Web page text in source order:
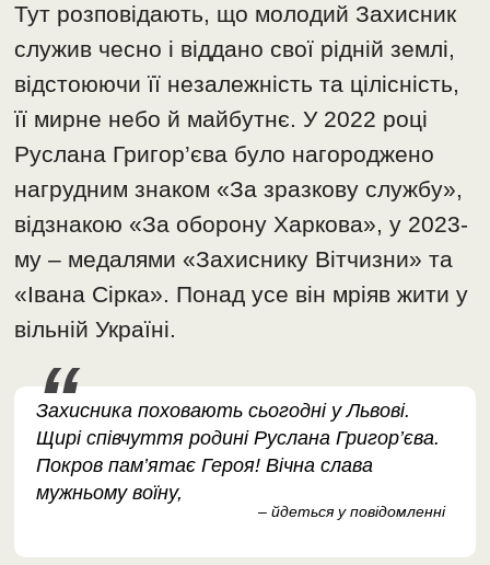
Тут розповідають, що молодий Захисник
служив чесно і віддано свої рідній землі,
відстоюючи її незалежність та цілісність,
її мирне небо й майбутнє. У 2022 році
Руслана Григор’єва було нагороджено
нагрудним знаком «За зразкову службу»,
відзнакою «За оборону Харкова», у 2023-
му – медалями «Захиснику Вітчизни» та
«Івана Сірка». Понад усе він мріяв жити у
вільній Україні.
Захисника поховають сьогодні у Львові.
Щирі співчуття родині Руслана Григор’єва.
Покров пам’ятає Героя! Вічна слава
мужньому воїну,
– йдеться у повідомленні